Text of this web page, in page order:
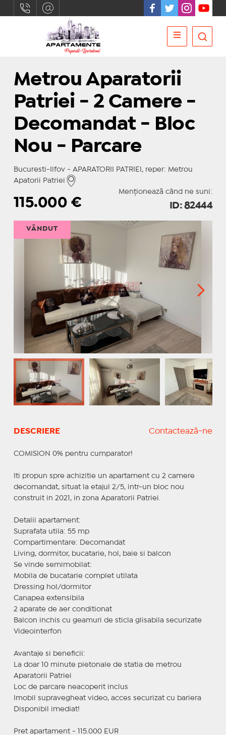
Metrou Aparatorii
Patriei - 2 Camere -
Decomandat - Bloc
Nou - Parcare
Bucuresti-Ilfov - APARATORII PATRIEI, reper: Metrou
Apatorii Patriei
Menționează când ne suni:
115.000 € ID: 82444
VÂNDUT
DESCRIERE Contactează-ne
COMISION 0% pentru cumparator!
Iti propun spre achizitie un apartament cu 2 camere
decomandat, situat la etajul 2/5, intr-un bloc nou
construit in 2021, in zona Aparatorii Patriei.
Detalii apartament:
Suprafata utila: 55 mp
Compartimentare: Decomandat
Living, dormitor, bucatarie, hol, baie si balcon
Se vinde semimobilat:
Mobila de bucatarie complet utilata
Dressing hol/dormitor
Canapea extensibila
2 aparate de aer conditionat
Balcon inchis cu geamuri de sticla glisabila securizate
Videointerfon
Avantaje si beneficii:
La doar 10 minute pietonale de statia de metrou
Aparatorii Patriei
Loc de parcare neacoperit inclus
Imobil supravegheat video, acces securizat cu bariera
Disponibil imediat!
Pret apartament - 115.000 EUR